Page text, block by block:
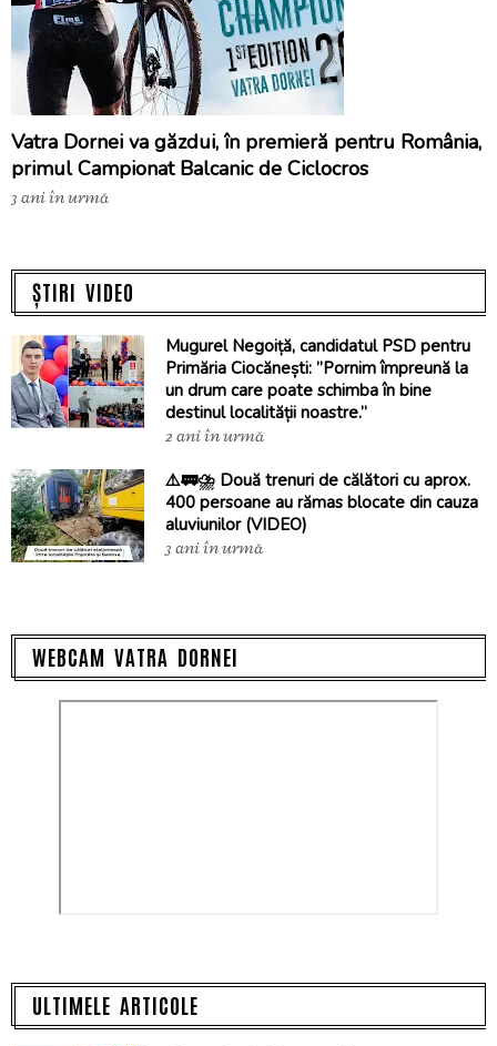
Vatra Dornei va găzdui, în premieră pentru România,
primul Campionat Balcanic de Ciclocros
3 ani în urmă
ȘTIRI VIDEO
Mugurel Negoiță, candidatul PSD pentru
Primăria Ciocănești: ”Pornim împreună la
un drum care poate schimba în bine
destinul localității noastre.”
2 ani în urmă
⚠️🚃⛈️ Două trenuri de călători cu aprox.
400 persoane au rămas blocate din cauza
aluviunilor (VIDEO)
3 ani în urmă
WEBCAM VATRA DORNEI
ULTIMELE ARTICOLE